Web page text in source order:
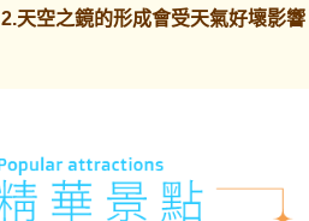
2.天空之鏡的形成會受天氣好壞影